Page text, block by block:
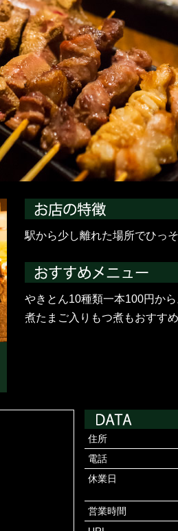
駅から少し離れた場所でひっ
やきとん10種類一本100円か
煮たまご入りもつ煮もおすす
住所
電話
休業日
営業時間